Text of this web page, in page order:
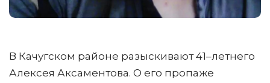
В Качугском районе разыскивают 41–летнего
Алексея Аксаментова. О его пропаже